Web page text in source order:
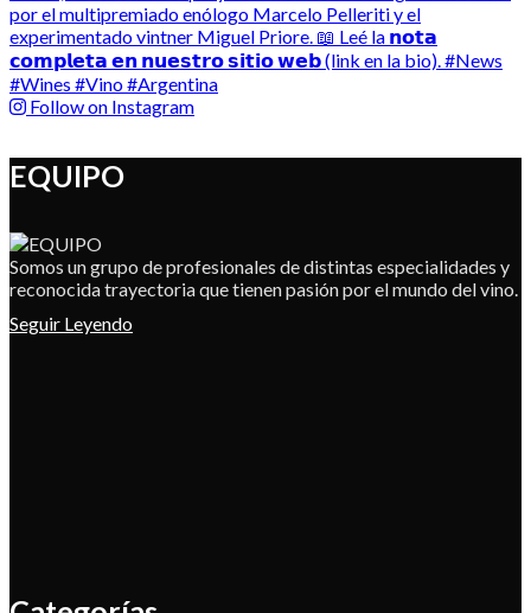
Follow on Instagram
EQUIPO
Somos un grupo de profesionales de distintas especialidades y
reconocida trayectoria que tienen pasión por el mundo del vino.
Seguir Leyendo